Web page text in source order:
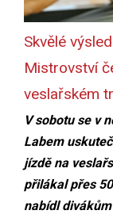
Skvělé
Mistrovství
veslařském
V sobotu se v
Labem
jízdě na
přilákal přes
nabídl